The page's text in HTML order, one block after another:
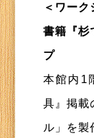
＜ワーク
書籍『杉
プ
本館内1
具』掲載
ル」を製